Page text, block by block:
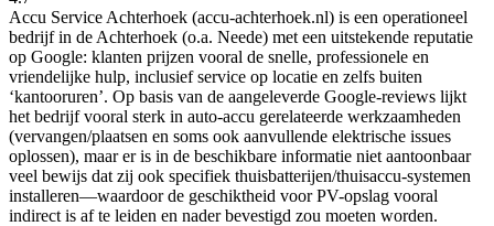
Accu Service Achterhoek (accu-achterhoek.nl) is een operationeel
bedrijf in de Achterhoek (o.a. Neede) met een uitstekende reputatie
op Google: klanten prijzen vooral de snelle, professionele en
vriendelijke hulp, inclusief service op locatie en zelfs buiten
‘kantooruren’. Op basis van de aangeleverde Google-reviews lijkt
het bedrijf vooral sterk in auto-accu gerelateerde werkzaamheden
(vervangen/plaatsen en soms ook aanvullende elektrische issues
oplossen), maar er is in de beschikbare informatie niet aantoonbaar
veel bewijs dat zij ook specifiek thuisbatterijen/thuisaccu-systemen
installeren—waardoor de geschiktheid voor PV-opslag vooral
indirect is af te leiden en nader bevestigd zou moeten worden.